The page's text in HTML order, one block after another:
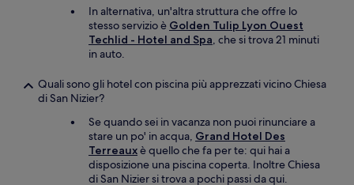
In alternativa, un'altra struttura che offre lo
stesso servizio è Golden Tulip Lyon Ouest
Techlid - Hotel and Spa, che si trova 21 minuti
in auto.
Quali sono gli hotel con piscina più apprezzati vicino Chiesa
di San Nizier?
Se quando sei in vacanza non puoi rinunciare a
stare un po' in acqua, Grand Hotel Des
Terreauxè quello che fa per te: qui hai a
disposizione una piscina coperta. Inoltre Chiesa
di San Nizier si trova a pochi passi da qui.